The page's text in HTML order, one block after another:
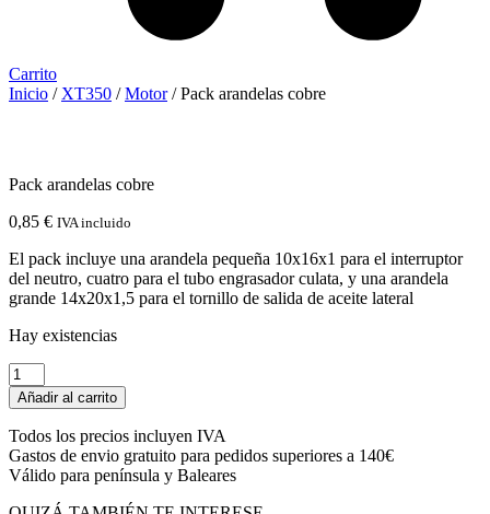
Carrito
Inicio / XT350 /Motor/ Pack arandelas cobre
Pack arandelas cobre
0,85 € IVA incluido
El pack incluye una arandela pequeña 10x16x1 para el interruptor
del neutro, cuatro para el tubo engrasador culata, y una arandela
grande 14x20x1,5 para el tornillo de salida de aceite lateral
Hay existencias
Pack
arandelas
cobre
cantidad
Añadir al carrito
Todos los precios incluyen IVA
Gastos de envio gratuito para pedidos superiores a 140€
Válido para península y Baleares